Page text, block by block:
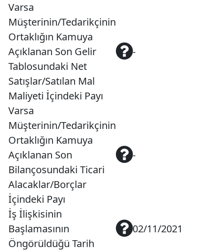
Varsa
Müşterinin/Tedarikçinin
Ortaklığın Kamuya
Açıklanan Son Gelir
Tablosundaki Net
Satışlar/Satılan Mal
Maliyeti İçindeki Payı
-
Varsa
Müşterinin/Tedarikçinin
Ortaklığın Kamuya
Açıklanan Son
Bilançosundaki Ticari
Alacaklar/Borçlar
İçindeki Payı
-
İş İlişkisinin
Başlamasının
Öngörüldüğü Tarih
02/11/2021